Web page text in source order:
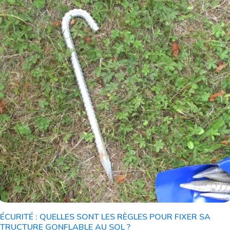
: QUELLES SONT LES RÈGLES POUR FIXER SA
GONFLABLE AU SOL ?